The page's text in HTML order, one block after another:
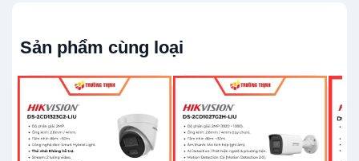
Sản phẩm cùng loại